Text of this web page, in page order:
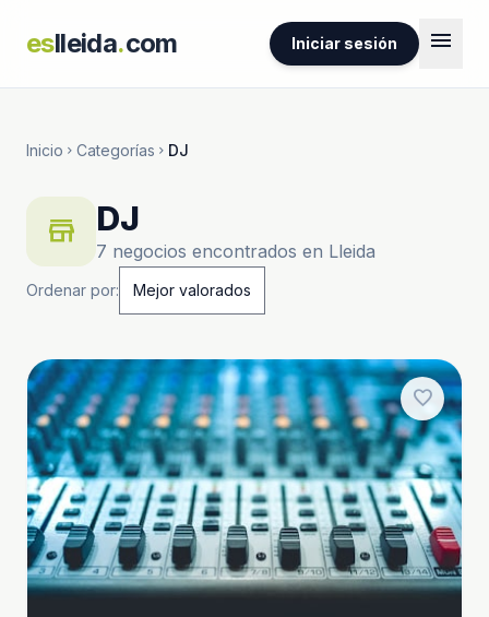
eslleida.com Iniciar sesión menu
Inicio chevron_right Categorías chevron_right DJ
store DJ
7 negocios encontrados en Lleida
Ordenar por:
favorite